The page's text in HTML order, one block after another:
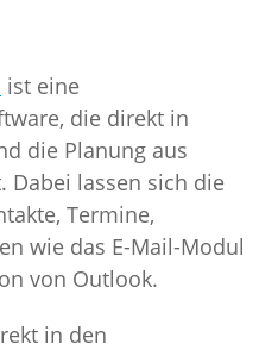
ist eine
die direkt in
die Planung aus
Dabei lassen sich die
Termine,
wie das E-Mail-Modul
von Outlook.
in den